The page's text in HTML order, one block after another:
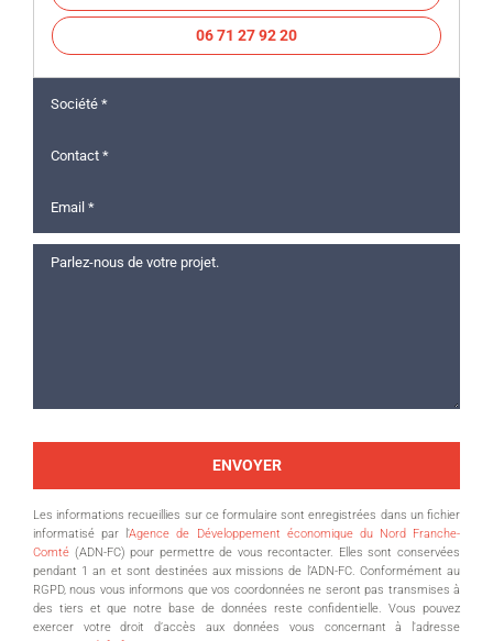
06 71 27 92 20
Les informations recueillies sur ce formulaire sont enregistrées dans un fichier
informatisé par l'Agence de Développement économique du Nord Franche-
Comté (ADN-FC) pour permettre de vous recontacter. Elles sont conservées
pendant 1 an et sont destinées aux missions de l’ADN-FC. Conformément au
RGPD, nous vous informons que vos coordonnées ne seront pas transmises à
des tiers et que notre base de données reste confidentielle. Vous pouvez
exercer votre droit d’accès aux données vous concernant à l'adresse